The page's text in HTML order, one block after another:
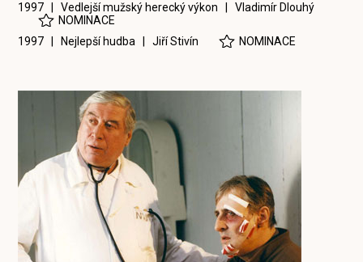
1997 | Vedlejší mužský herecký výkon |Vladimír Dlouhý
NOMINACE
1997 | Nejlepší hudba |Jiří Stivín NOMINACE